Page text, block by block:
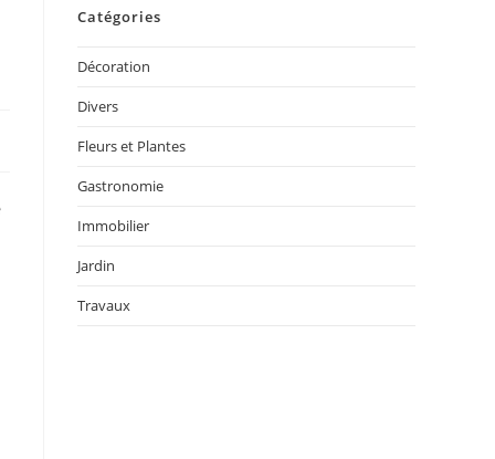
Catégories
Décoration
Divers
Fleurs et Plantes
Gastronomie
Immobilier
Jardin
Travaux